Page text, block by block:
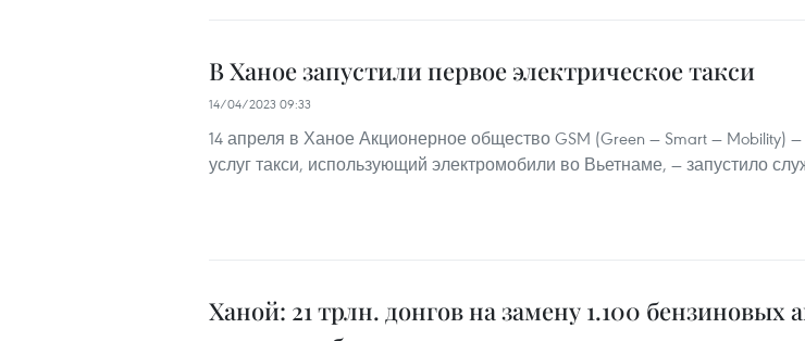
В Ханое запустили первое электрическое такси
14/04/2023 09:33
14 апреля в Ханое Акционерное общество GSM (Green — Smart — Mobility)
услуг такси, использующий электромобили во Вьетнаме, — запустило
Ханой: 21 трлн. донгов на замену 1.100 бензиновых